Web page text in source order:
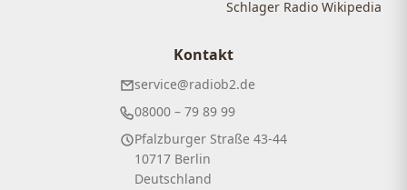
Schlager Radio Wikipedia
Kontakt
service@radiob2.de
08000 – 79 89 99
Pfalzburger Straße 43-44
10717 Berlin
Deutschland